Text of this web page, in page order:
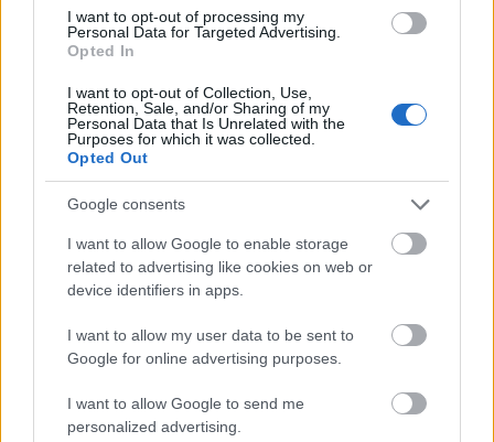
I want to opt-out of processing my
Personal Data for Targeted Advertising.
Opted In
I want to opt-out of Collection, Use,
Retention, Sale, and/or Sharing of my
Personal Data that Is Unrelated with the
Purposes for which it was collected.
Opted Out
Google consents
I want to allow Google to enable storage
related to advertising like cookies on web or
device identifiers in apps.
I want to allow my user data to be sent to
Google for online advertising purposes.
I want to allow Google to send me
personalized advertising.
Ernest Muci / vs
Beşiktaş’ın yeni transferi Muci, ligimize etkili bir giriş
yaparak dikkatleri üzerine çekti. Attı klas çalımlar, denemeyi
sevdiği şutlar, kafasının sürekli hücumda olması ve dikine
yapıyor. Beşiktaş ligin dibine demir atsa da ortaya koyduğu
mücadele ile son haftalarda alkış toplayan İstanbulspor’a
konuk olacak. Bu maç Arnavut yıldız Muci’nin Beşiktaş
formasıyla ilk skor katkısını yapmasına aday bir maç.
Kerem Aktürkoğlu /